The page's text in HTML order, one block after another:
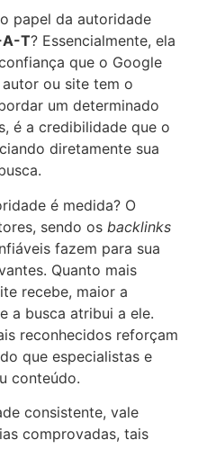
papel da autoridade
A-T? Essencialmente, ela
que o Google
ou site tem o
um determinado
é a credibilidade que o
diretamente sua
é medida? O
sendo os backlinks
fazem para sua
Quanto mais
recebe, maior a
a busca atribui a ele.
reconhecidos reforçam
que especialistas e
conteúdo.
consistente, vale
comprovadas, tais